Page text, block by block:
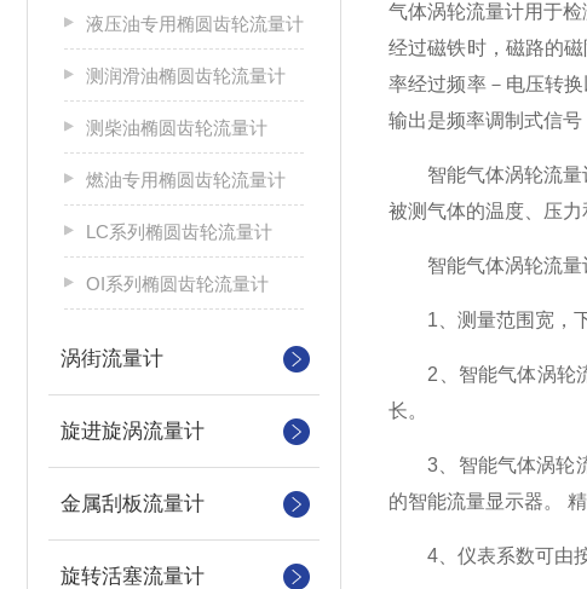
液压油专用椭圆齿轮流量计
测润滑油椭圆齿轮流量计
测柴油椭圆齿轮流量计
燃油专用椭圆齿轮流量计
LC系列椭圆齿轮流量计
OI系列椭圆齿轮流量计
涡街流量计
旋进旋涡流量计
金属刮板流量计
旋转活塞流量计
气体涡轮流量计用于
经过磁铁时，磁路的
率经过频率－电压转换
输出是频率调制式信
智能气体涡轮流量计
被测气体的温度、压
智能气体涡轮流量
1、测量范围宽，下
2、智能气体涡轮流
长。
3、智能气体涡轮流
的智能流量显示器。
4、仪表系数可由按